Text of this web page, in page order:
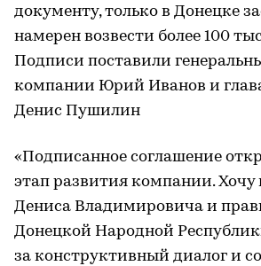
документу, только в Донецке
намерен возвести более 100
Подписи поставили
компании Юрий Иванов и
Денис Пушилин
«Подписанное соглашение
этап развития компании. Хочу
Дениса Владимировича и
Донецкой Народной
за конструктивный диалог и